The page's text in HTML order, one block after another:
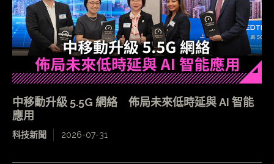
中移動升級 5.5G 網絡 佈局未來低時延與 AI 智能
應用
科技新聞 2026-07-31